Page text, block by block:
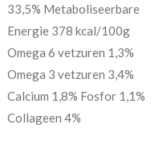
33,5% Metaboliseerbare
Energie 378 kcal/100g
Omega 6 vetzuren 1,3%
Omega 3 vetzuren 3,4%
Calcium 1,8% Fosfor 1,1%
Collageen 4%